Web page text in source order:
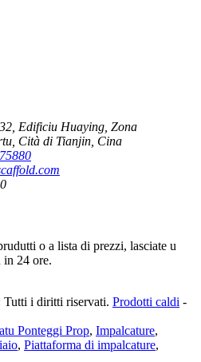
Edificiu Huaying, Zona
Cità di Tianjin, Cina
o a lista di prezzi, lasciate u
in 24 ore.
i diritti riservati. Prodotti caldi -
Ponteggi Prop, Impalcature,
, Piattaforma di impalcature,